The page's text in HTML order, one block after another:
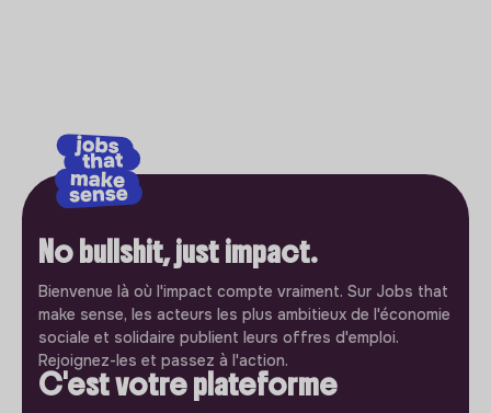
No bullshit, just impact.
Bienvenue là où l'impact compte vraiment. Sur Jobs that
make sense, les acteurs les plus ambitieux de l'économie
sociale et solidaire publient leurs offres d'emploi.
Rejoignez-les et passez à l'action.
C'est votre plateforme